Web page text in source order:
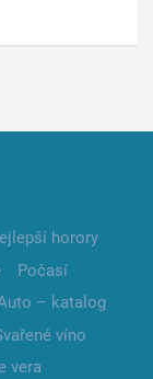
horory
Počasí
– katalog
víno
vera